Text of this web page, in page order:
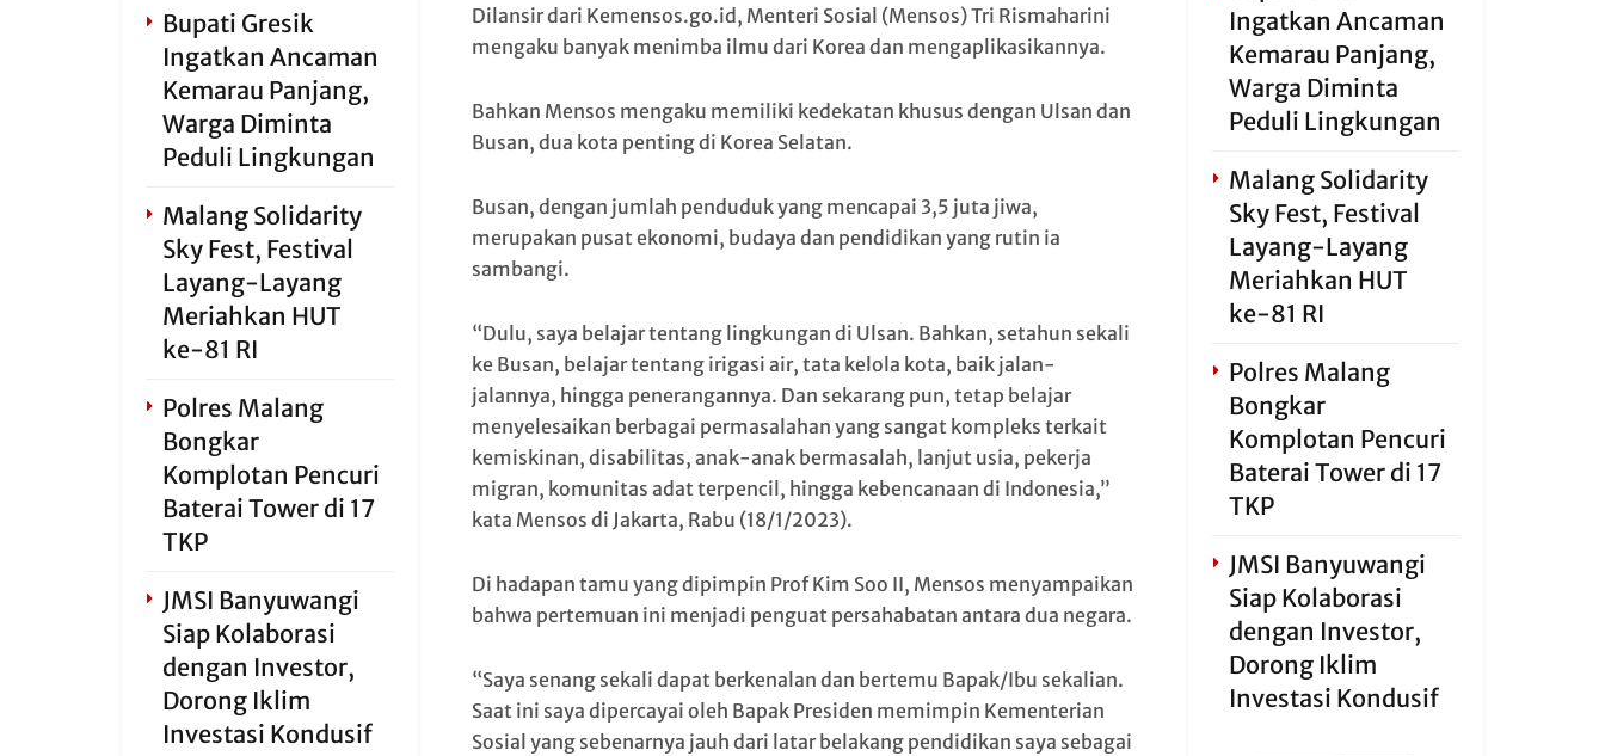
Dilansir dari Kemensos.go.id, Menteri Sosial (Mensos) Tri Rismaharini
mengaku banyak menimba ilmu dari Korea dan mengaplikasikannya.
Bahkan Mensos mengaku memiliki kedekatan khusus dengan Ulsan dan
Busan, dua kota penting di Korea Selatan.
Busan, dengan jumlah penduduk yang mencapai 3,5 juta jiwa,
merupakan pusat ekonomi, budaya dan pendidikan yang rutin ia
sambangi.
“Dulu, saya belajar tentang lingkungan di Ulsan. Bahkan, setahun sekali
ke Busan, belajar tentang irigasi air, tata kelola kota, baik jalan-
jalannya, hingga penerangannya. Dan sekarang pun, tetap belajar
menyelesaikan berbagai permasalahan yang sangat kompleks terkait
kemiskinan, disabilitas, anak-anak bermasalah, lanjut usia, pekerja
migran, komunitas adat terpencil, hingga kebencanaan di Indonesia,”
kata Mensos di Jakarta, Rabu (18/1/2023).
Di hadapan tamu yang dipimpin Prof Kim Soo II, Mensos menyampaikan
bahwa pertemuan ini menjadi penguat persahabatan antara dua negara.
“Saya senang sekali dapat berkenalan dan bertemu Bapak/Ibu sekalian.
Saat ini saya dipercayai oleh Bapak Presiden memimpin Kementerian
Sosial yang sebenarnya jauh dari latar belakang pendidikan saya sebagai
Bupati Gresik
Ingatkan Ancaman
Kemarau Panjang,
Warga Diminta
Peduli Lingkungan
Malang Solidarity
Sky Fest, Festival
Layang-Layang
Meriahkan HUT
ke-81 RI
Polres Malang
Bongkar
Komplotan Pencuri
Baterai Tower di 17
TKP
JMSI Banyuwangi
Siap Kolaborasi
dengan Investor,
Dorong Iklim
Investasi Kondusif
Ingatkan Ancaman
Kemarau Panjang,
Warga Diminta
Peduli Lingkungan
Malang Solidarity
Sky Fest, Festival
Layang-Layang
Meriahkan HUT
ke-81 RI
Polres Malang
Bongkar
Komplotan Pencuri
Baterai Tower di 17
TKP
JMSI Banyuwangi
Siap Kolaborasi
dengan Investor,
Dorong Iklim
Investasi Kondusif